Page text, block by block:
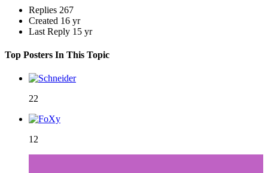
Replies 267
Created 16 yr
Last Reply 15 yr
Top Posters In This Topic
22
12